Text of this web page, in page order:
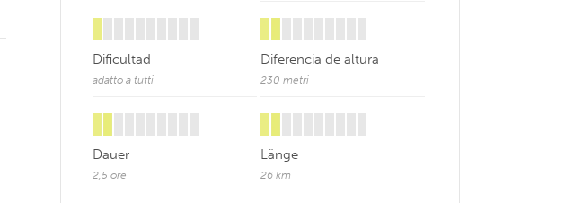
Dificultad
adatto a tutti
Diferencia de altura
230 metri
Dauer
2,5 ore
Länge
26 km